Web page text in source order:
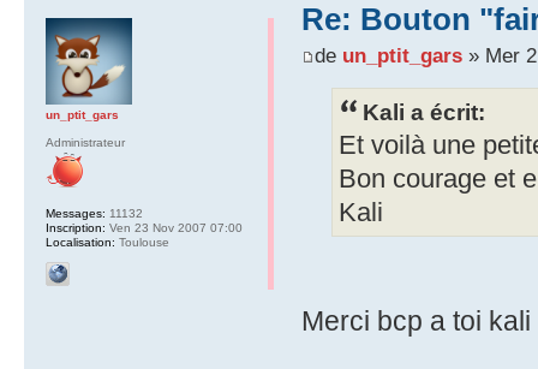
Re: Bouton
de un_ptit_gars» Mer 2
Kali a écrit:
Et voilà une
Bon courage et
Kali
Merci bcp a toi
un_ptit_gars
Administrateur
Messages: 11132
Inscription: Ven 23 Nov 2007 07:00
Localisation: Toulouse